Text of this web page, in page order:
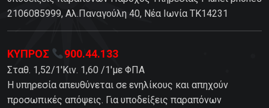
2106085999, Αλ.Παναγούλη 40, Νέα Ιωνία TK14231
ΚΥΠΡΟΣ 900.44.133
Σταθ. 1,52/1'Κιν. 1,60 /1'με ΦΠΑ
Η υπηρεσία απευθύνεται σε ενηλίκους και απηχούν
προσωπικές απόψεις. Για υποδείξεις παραπόνων